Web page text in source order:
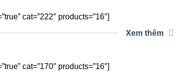
cat=”222″ products=”16″]
Xem thêm
cat=”170″ products=”16″]